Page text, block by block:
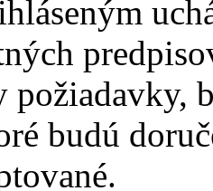
požiadavky,
budú